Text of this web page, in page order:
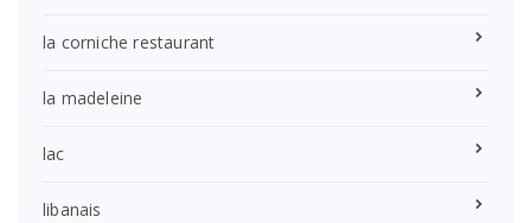
la corniche restaurant
la madeleine
lac
libanais